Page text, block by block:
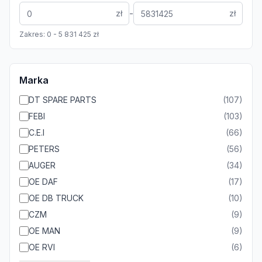
zł - zł
Zakres: 0 - 5 831 425 zł
Marka
DT SPARE PARTS (107)
FEBI
(103)
C.E.I
(66)
PETERS
(56)
AUGER
(34)
OE DAF
(17)
OE DB TRUCK
(10)
CZM
(9)
OE MAN
(9)
OE RVI
(6)